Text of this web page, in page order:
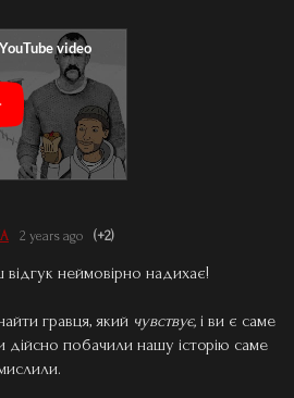
2 years ago (+2)
неймовірно надихає!
гравця, який чувствує, і ви є саме
дійсно побачили нашу історію саме